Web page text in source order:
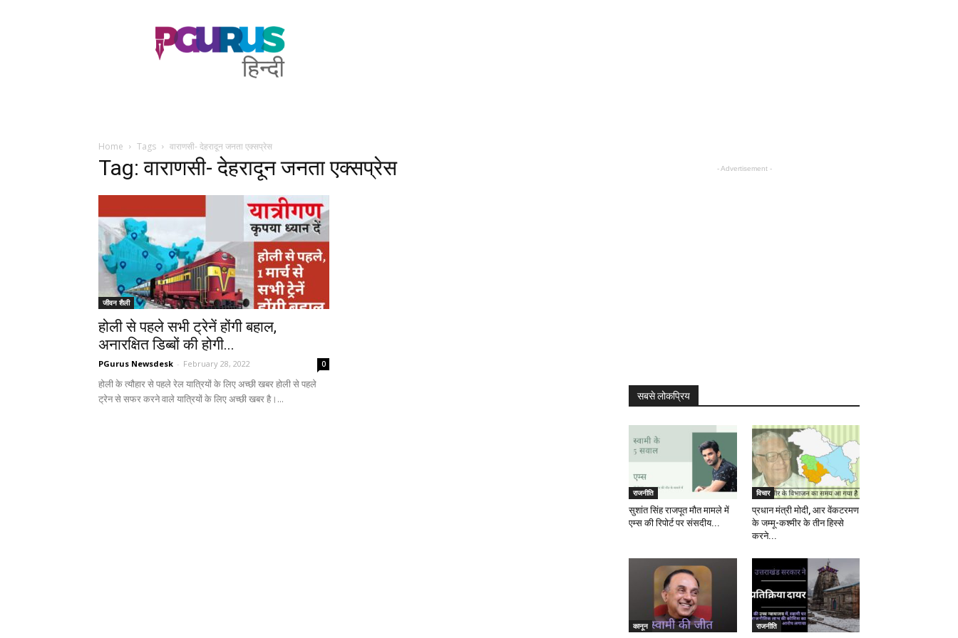
PGurus
Hindi
Home Tags वाराणसी- देहरादून जनता एक्सप्रेस
Tag: वाराणसी- देहरादून जनता एक्सप्रेस
जीवन शैली
होली से पहले सभी ट्रेनें होंगी बहाल,
अनारक्षित डिब्बों की होगी...
PGurus Newsdesk - February 28, 2022 0
होली के त्यौहार से पहले रेल यात्रियों के लिए अच्छी खबर होली से पहले
ट्रेन से सफर करने वाले यात्रियों के लिए अच्छी खबर है।...
- Advertisement -
सबसे लोकप्रिय
राजनीति
सुशांत सिंह राजपूत मौत मामले में
एम्स की रिपोर्ट पर संसदीय...
विचार
प्रधान मंत्री मोदी, आर वेंकटरमण
के जम्मू-कश्मीर के तीन हिस्से
करने...
कानून राजनीति